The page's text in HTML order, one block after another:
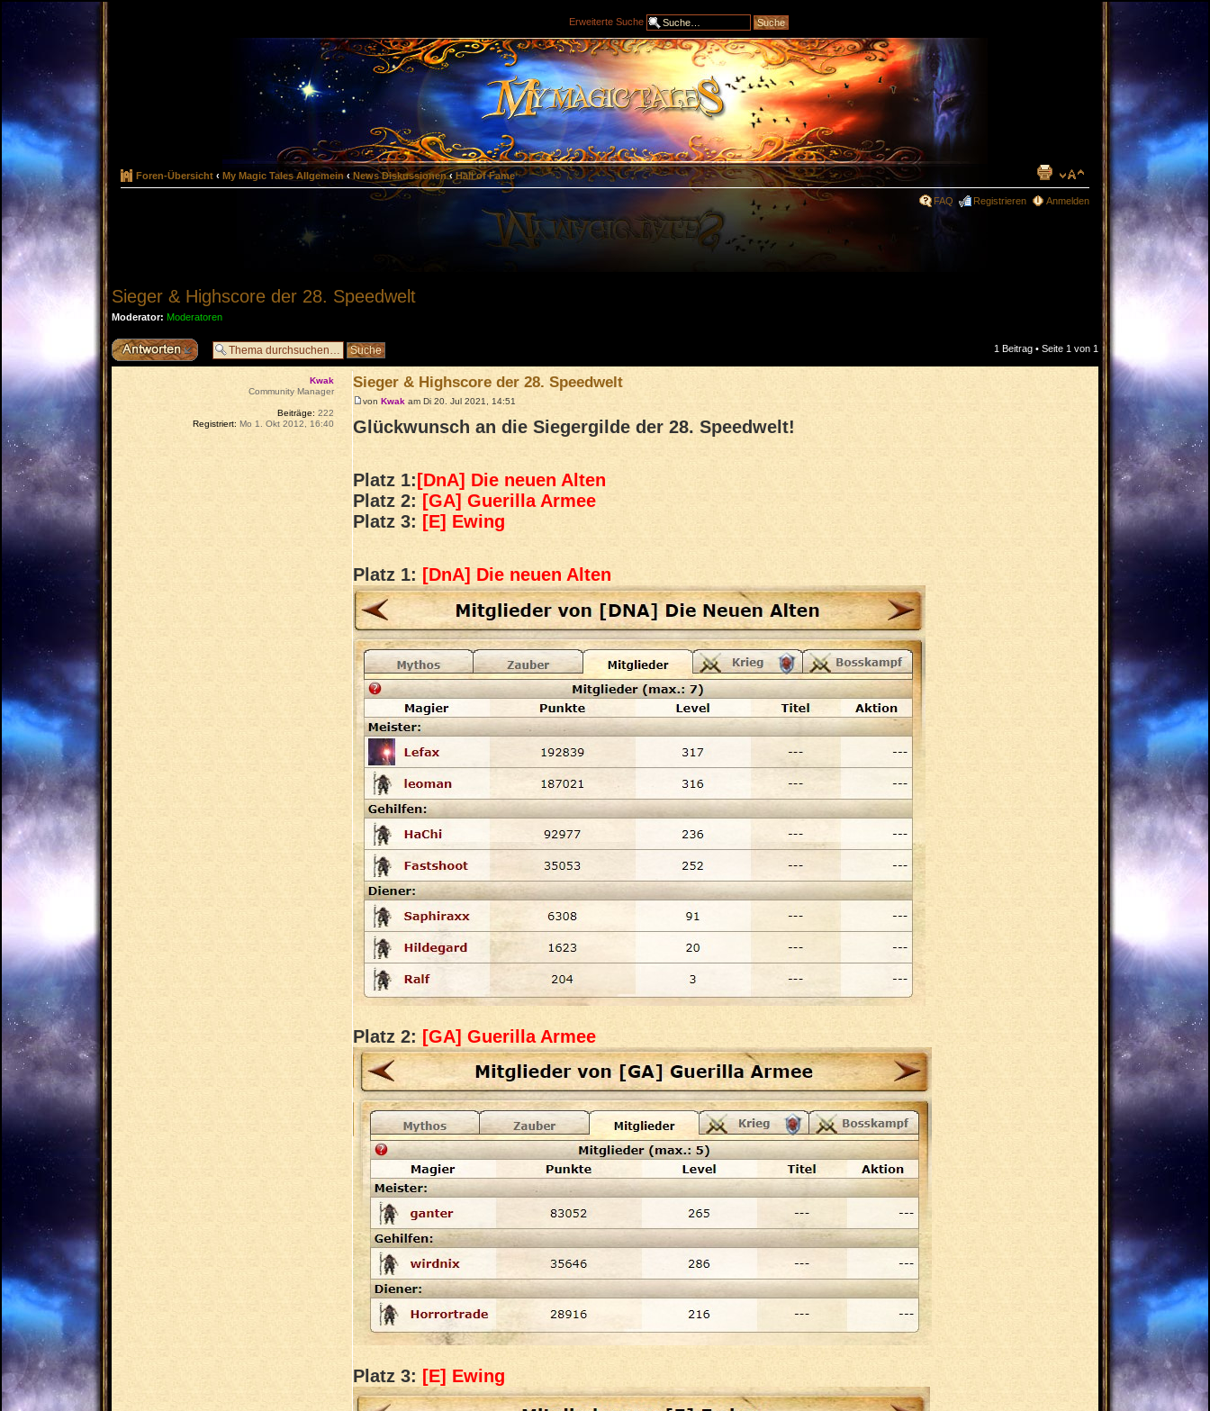
Erweiterte Suche
Foren-Übersicht ‹ My Magic Tales Allgemein ‹ News Diskussionen ‹ Hall of Fame
FAQ Registrieren Anmelden
Sieger & Highscore der 28. Speedwelt
Moderator: Moderatoren
Antwort erstellen 1 Beitrag • Seite 1 von 1
Sieger & Highscore der 28. Speedwelt
vonKwak am Di 20. Jul 2021, 14:51
Glückwunsch an die Siegergilde der 28. Speedwelt!
Platz 1:[DnA] Die neuen Alten
Platz 2: [GA] Guerilla Armee
Platz 3: [E] Ewing
Platz 1: [DnA] Die neuen Alten
Platz 2: [GA] Guerilla Armee
Platz 3: [E] Ewing
Kwak
Community Manager
Beiträge: 222
Registriert: Mo 1. Okt 2012, 16:40